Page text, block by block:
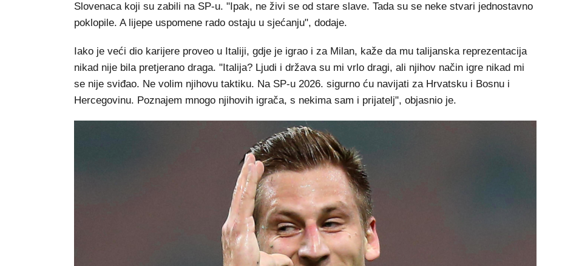
Slovenaca koji su zabili na SP-u. "Ipak, ne živi se od stare slave. Tada su se neke stvari jednostavno
poklopile. A lijepe uspomene rado ostaju u sjećanju", dodaje.
Iako je veći dio karijere proveo u Italiji, gdje je igrao i za Milan, kaže da mu talijanska reprezentacija
nikad nije bila pretjerano draga. "Italija? Ljudi i država su mi vrlo dragi, ali njihov način igre nikad mi
se nije sviđao. Ne volim njihovu taktiku. Na SP-u 2026. sigurno ću navijati za Hrvatsku i Bosnu i
Hercegovinu. Poznajem mnogo njihovih igrača, s nekima sam i prijatelj", objasnio je.